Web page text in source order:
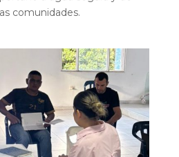
comunidades.